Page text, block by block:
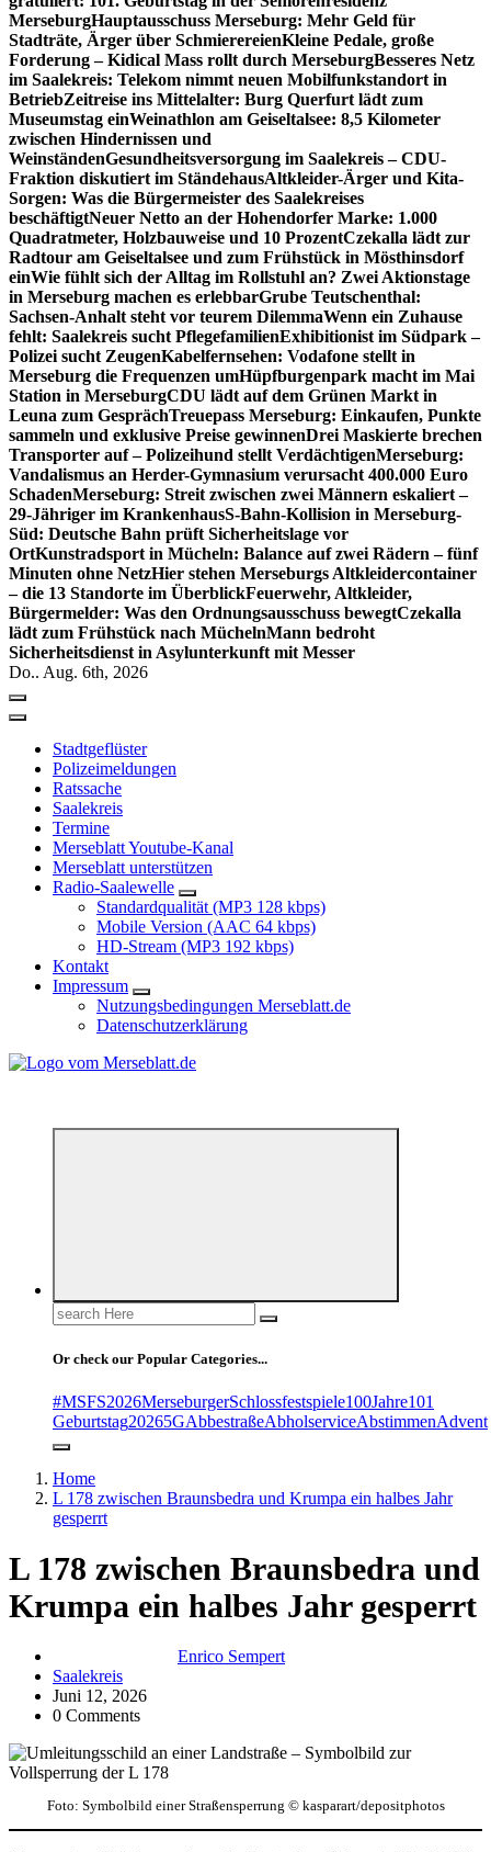
MerseburgHauptausschuss Merseburg: Mehr Geld für
Stadträte, Ärger über SchmierereienKleine Pedale, große
Forderung – Kidical Mass rollt durch MerseburgBesseres Netz
im Saalekreis: Telekom nimmt neuen Mobilfunkstandort in
BetriebZeitreise ins Mittelalter: Burg Querfurt lädt zum
Museumstag einWeinathlon am Geiseltalsee: 8,5 Kilometer
zwischen Hindernissen und
WeinständenGesundheitsversorgung im Saalekreis – CDU-
Fraktion diskutiert im StändehausAltkleider-Ärger und Kita-
Sorgen: Was die Bürgermeister des Saalekreises
beschäftigtNeuer Netto an der Hohendorfer Marke: 1.000
Quadratmeter, Holzbauweise und 10 ProzentCzekalla lädt zur
Radtour am Geiseltalsee und zum Frühstück in Mösthinsdorf
einWie fühlt sich der Alltag im Rollstuhl an? Zwei Aktionstage
in Merseburg machen es erlebbarGrube Teutschenthal:
Sachsen-Anhalt steht vor teurem DilemmaWenn ein Zuhause
fehlt: Saalekreis sucht PflegefamilienExhibitionist im Südpark –
Polizei sucht ZeugenKabelfernsehen: Vodafone stellt in
Merseburg die Frequenzen umHüpfburgenpark macht im Mai
Station in MerseburgCDU lädt auf dem Grünen Markt in
Leuna zum GesprächTreuepass Merseburg: Einkaufen, Punkte
sammeln und exklusive Preise gewinnenDrei Maskierte brechen
Transporter auf – Polizeihund stellt VerdächtigenMerseburg:
Vandalismus an Herder-Gymnasium verursacht 400.000 Euro
SchadenMerseburg: Streit zwischen zwei Männern eskaliert –
29-Jähriger im KrankenhausS-Bahn-Kollision in Merseburg-
Süd: Deutsche Bahn prüft Sicherheitslage vor
OrtKunstradsport in Mücheln: Balance auf zwei Rädern – fünf
Minuten ohne NetzHier stehen Merseburgs Altkleidercontainer
– die 13 Standorte im ÜberblickFeuerwehr, Altkleider,
Bürgermelder: Was den Ordnungsausschuss bewegtCzekalla
lädt zum Frühstück nach MüchelnMann bedroht
Sicherheitsdienst in Asylunterkunft mit Messer
Do.. Aug. 6th, 2026
Stadtgeflüster
Polizeimeldungen
Ratssache
Saalekreis
Termine
Merseblatt Youtube-Kanal
Merseblatt unterstützen
Radio-Saalewelle
Standardqualität (MP3 128 kbps)
Mobile Version (AAC 64 kbps)
HD-Stream (MP3 192 kbps)
Kontakt
Impressum
Nutzungsbedingungen Merseblatt.de
Datenschutzerklärung
Search
for:
Or check our Popular Categories...
#MSFS2026MerseburgerSchlossfestspiele100Jahre101
Geburtstag20265GAbbestraßeAbholserviceAbstimmenAdvent
Home
L 178 zwischen Braunsbedra und Krumpa ein halbes Jahr
gesperrt
L 178 zwischen Braunsbedra und
Krumpa ein halbes Jahr gesperrt
Enrico Sempert
Saalekreis
Juni 12, 2026
0 Comments
Foto: Symbolbild einer Straßensperrung © kasparart/depositphotos